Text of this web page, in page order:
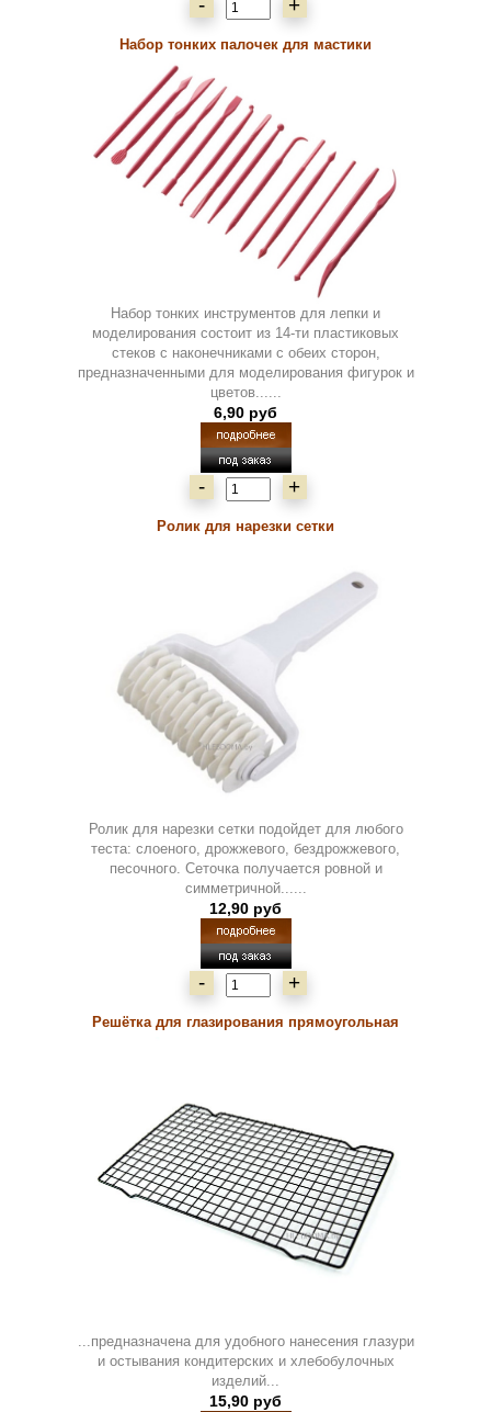
- +
Набор тонких палочек для мастики
Набор тонких инструментов для лепки и
моделирования состоит из 14-ти пластиковых
стеков с наконечниками с обеих сторон,
предназначенными для моделирования фигурок и
цветов......
6,90 руб
- +
Ролик для нарезки сетки
Ролик для нарезки сетки подойдет для любого
теста: слоеного, дрожжевого, бездрожжевого,
песочного. Сеточка получается ровной и
симметричной......
12,90 руб
- +
Решётка для глазирования прямоугольная
...предназначена для удобного нанесения глазури
и остывания кондитерских и хлебобулочных
изделий...
15,90 руб